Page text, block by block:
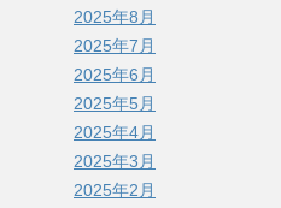
2025年8月
2025年7月
2025年6月
2025年5月
2025年4月
2025年3月
2025年2月